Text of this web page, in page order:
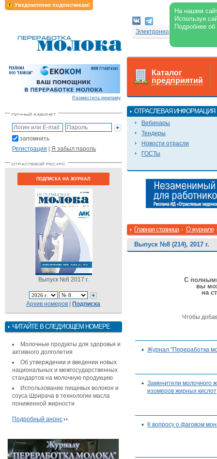
Уведомление подписчикам!
На нашем
Используя
Подробнее
Электронная версия
Разместить рекламу
запомнить
Регистрация | Я забыл пароль
ПОДПИСКА НА ЖУРНАЛ
Выпуск №8 2017 г.
Архив номеров |Подписка
ЧИТАЙТЕ В СЛЕДУЮЩЕМ НОМЕРЕ
Молочные продукты для здоровья и
активного долголетия
Об утверждении и введении новых
национальных и межгосударственных
стандартов на молочную продукцию
Использование пищевых волокон и
соуса Шрирача в технологии масла
пониженной жирности
Подробный анонс
Каталог
предприятий
ОТРАСЛЕВАЯ ИНФОРМАЦИЯ
Вебинары
Тендеры
Новости отрасли
ГОСТы
Главная страница О журнале
Выпуск №8 (214), 2017 г.
С
вы
на
Чтобы
Журнал "Переработка
Заменители молочного
изомеров жирных кислот
К вопросу о фаговом